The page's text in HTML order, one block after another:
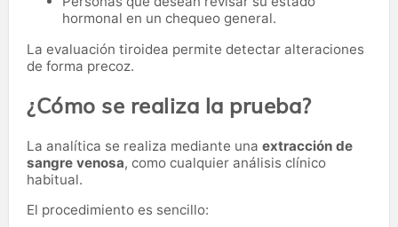
hormonal en un chequeo general.
La evaluación tiroidea permite detectar alteraciones
de forma precoz.
¿Cómo se realiza la prueba?
La analítica se realiza mediante una extracción de
sangre venosa, como cualquier análisis clínico
habitual.
El procedimiento es sencillo: